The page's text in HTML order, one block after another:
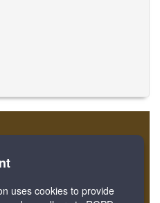
스터
Bookmark
uses cookies to provide